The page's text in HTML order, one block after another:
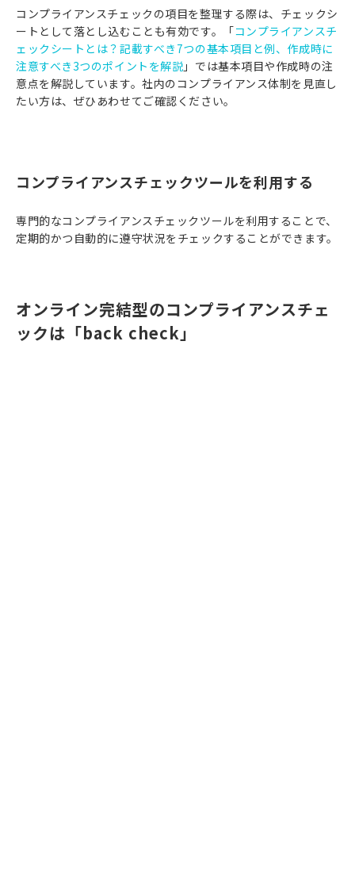
コンプライアンスチェックの項目を整理する際は、チェックシ
ートとして落とし込むことも有効です。「コンプライアンスチ
ェックシートとは？記載すべき7つの基本項目と例、作成時に
注意すべき3つのポイントを解説 」では基本項目や作成時の注
意点を解説しています。社内のコンプライアンス体制を見直し
たい方は、ぜひあわせてご確認ください。
コンプライアンスチェックツールを利用する
専門的なコンプライアンスチェックツールを利用することで、
定期的かつ自動的に遵守状況をチェックすることができます。
オンライン完結型のコンプライアンスチェ
ックは「back check」